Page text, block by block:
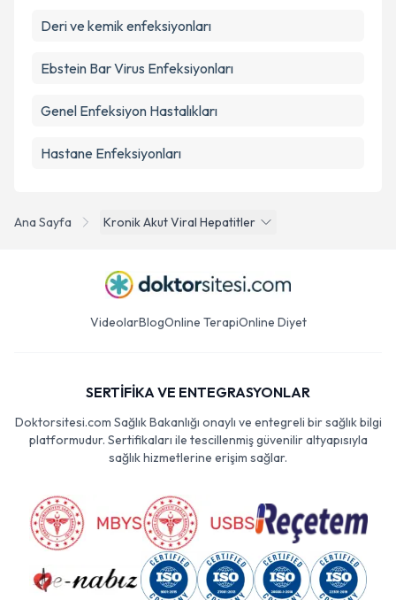
Ana Sayfa Kronik Akut Viral Hepatitler
Deri ve kemik enfeksiyonları
Ebstein Bar Virus Enfeksiyonları
Genel Enfeksiyon Hastalıkları
Hastane Enfeksiyonları
VideolarBlogOnline TerapiOnline Diyet
SERTİFİKA VE ENTEGRASYONLAR
Doktorsitesi.com Sağlık Bakanlığı onaylı ve entegreli bir sağlık bilgi
platformudur. Sertifikaları ile tescillenmiş güvenilir altyapısıyla
sağlık hizmetlerine erişim sağlar.